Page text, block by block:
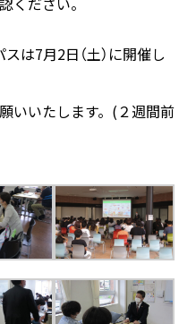
は7月2日（土）に開催し
いいたします。(２週間前